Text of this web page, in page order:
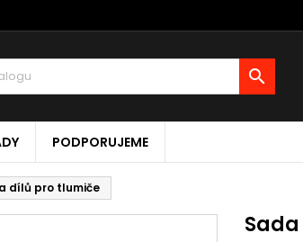

PODPORUJEME
dílů pro tlumiče